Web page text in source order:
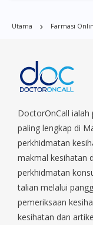
Village, Clementi
East, Jurong West,
Parade, Marina,
Orchard, Pasir Ris,
Sengkang,
Payoh, Tanjong
Tengah, Upper East
Woodlands, West
Utama Farmasi
DoctorOnCall
paling lengkap di
perkhidmatan
makmal kesihatan
perkhidmatan
talian melalui
pemeriksaan
kesihatan dan